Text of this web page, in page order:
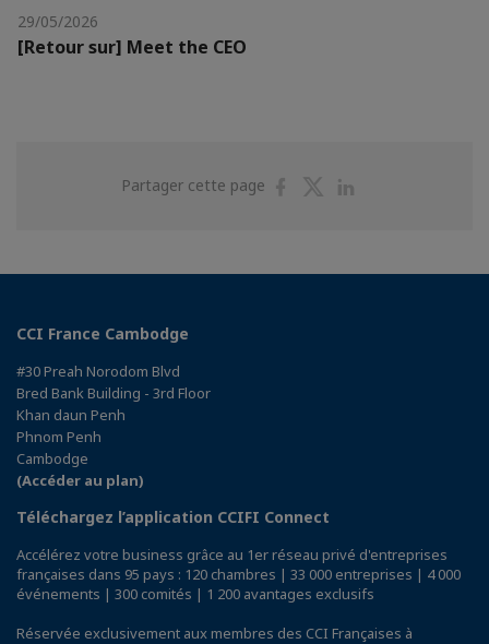
29/05/2026
[Retour sur] Meet the CEO
Partager cette page
PartagerPartager
CCI France Cambodge
#30 Preah Norodom Blvd
Bred Bank Building - 3rd Floor
Khan daun Penh
Phnom Penh
Cambodge
(Accéder au plan)
Téléchargez l’application CCIFI Connect
Accélérez votre business grâce au 1er réseau privé d'entreprises
françaises dans 95 pays : 120 chambres | 33 000 entreprises | 4 000
événements | 300 comités | 1 200 avantages exclusifs
Réservée exclusivement aux membres des CCI Françaises à